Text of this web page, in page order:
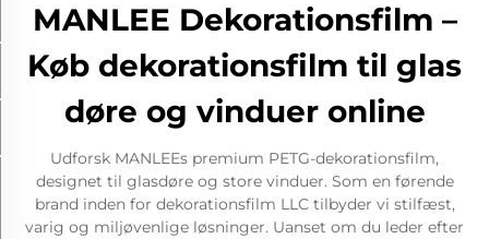
MANLEE Dekorationsfilm –
Køb dekorationsfilm til glas
døre og vinduer online
Udforsk MANLEEs premium PETG-dekorationsfilm,
designet til glasdøre og store vinduer. Som en førende
brand inden for dekorationsfilm LLC tilbyder vi stilfæst,
varig og miljøvenlige løsninger. Uanset om du leder efter